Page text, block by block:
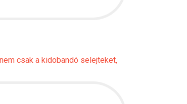
csak a kidobandó selejteket,